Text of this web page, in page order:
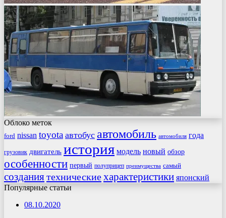
Облоко меток
ford nissan toyota автобус автомобиль автомобиля года
грузовик двигатель история модель новый обзор
особенности первый полуприцеп преимущества самый
созданиятехническиехарактеристики японский
Популярные статьи
08.10.2020